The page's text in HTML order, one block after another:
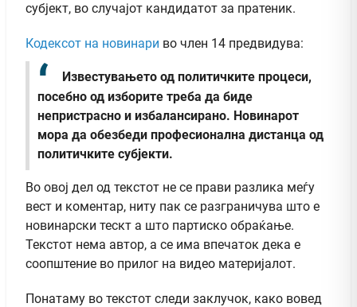
субјект, во случајот кандидатот за пратеник.
Кодексот на новинари во член 14 предвидува:
Известувањето од политичките процеси,
посебно од изборите треба да биде
непристрасно и избалансирано. Новинарот
мора да обезбеди професионална дистанца од
политичките субјекти.
Во овој дел од текстот не се прави разлика меѓу
вест и коментар, ниту пак се разграничува што е
новинарски тескт а што партиско обраќање.
Текстот нема автор, а се има впечаток дека е
соопштение во прилог на видео материјалот.
Понатаму во текстот следи заклучок, како вовед